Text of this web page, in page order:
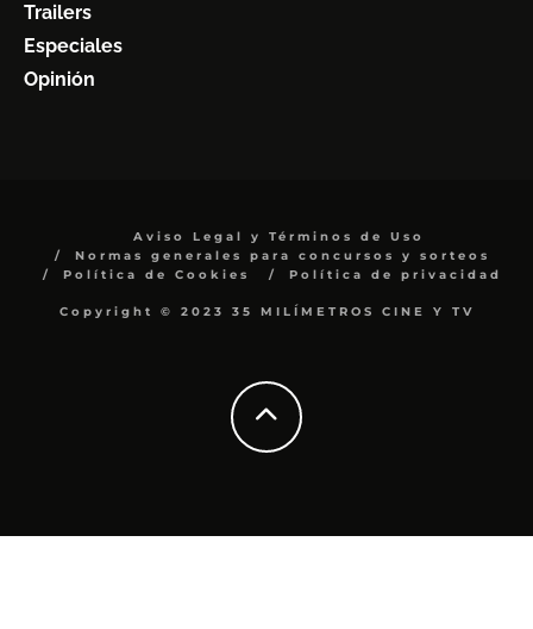
Trailers
Especiales
Opinión
Aviso Legal y Términos de Uso
Normas generales para concursos y sorteos
Política de Cookies
Política de privacidad
Copyright © 2023 35 MILÍMETROS CINE Y TV